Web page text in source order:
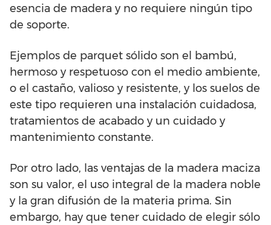
esencia de madera y no requiere ningún tipo
de soporte.
Ejemplos de parquet sólido son el bambú,
hermoso y respetuoso con el medio ambiente,
o el castaño, valioso y resistente, y los suelos de
este tipo requieren una instalación cuidadosa,
tratamientos de acabado y un cuidado y
mantenimiento constante.
Por otro lado, las ventajas de la madera maciza
son su valor, el uso integral de la madera noble
y la gran difusión de la materia prima. Sin
embargo, hay que tener cuidado de elegir sólo